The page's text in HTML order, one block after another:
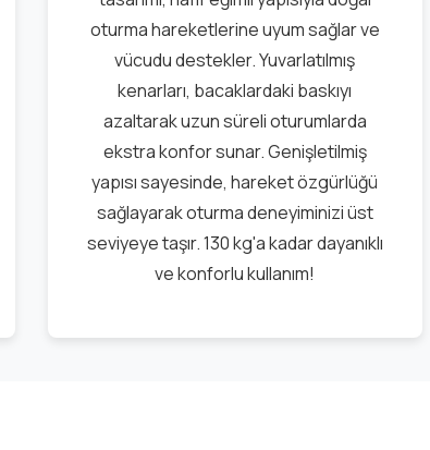
oturma hareketlerine uyum sağlar ve
vücudu destekler. Yuvarlatılmış
kenarları, bacaklardaki baskıyı
azaltarak uzun süreli oturumlarda
ekstra konfor sunar. Genişletilmiş
yapısı sayesinde, hareket özgürlüğü
sağlayarak oturma deneyiminizi üst
seviyeye taşır. 130 kg'a kadar dayanıklı
ve konforlu kullanım!